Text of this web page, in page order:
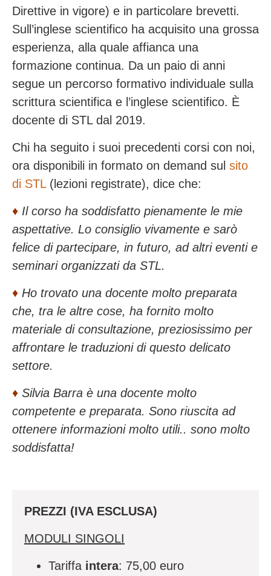
Direttive in vigore) e in particolare brevetti.
Sull’inglese scientifico ha acquisito una grossa
esperienza, alla quale affianca una
formazione continua. Da un paio di anni
segue un percorso formativo individuale sulla
scrittura scientifica e l’inglese scientifico. È
docente di STL dal 2019.
Chi ha seguito i suoi precedenti corsi con noi,
ora disponibili in formato on demand sul sito
di STL(lezioni registrate), dice che:
♦️ Il corso ha soddisfatto pienamente le mie
aspettative. Lo consiglio vivamente e sarò
felice di partecipare, in futuro, ad altri eventi e
seminari organizzati da STL.
♦️ Ho trovato una docente molto preparata
che, tra le altre cose, ha fornito molto
materiale di consultazione, preziosissimo per
affrontare le traduzioni di questo delicato
settore.
♦️ Silvia Barra è una docente molto
competente e preparata. Sono riuscita ad
ottenere informazioni molto utili.. sono molto
soddisfatta!
PREZZI (IVA ESCLUSA)
MODULI SINGOLI
Tariffa intera: 75,00 euro